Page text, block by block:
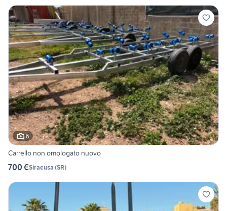
6
Carrello non omologato nuovo
700 €Siracusa (SR)